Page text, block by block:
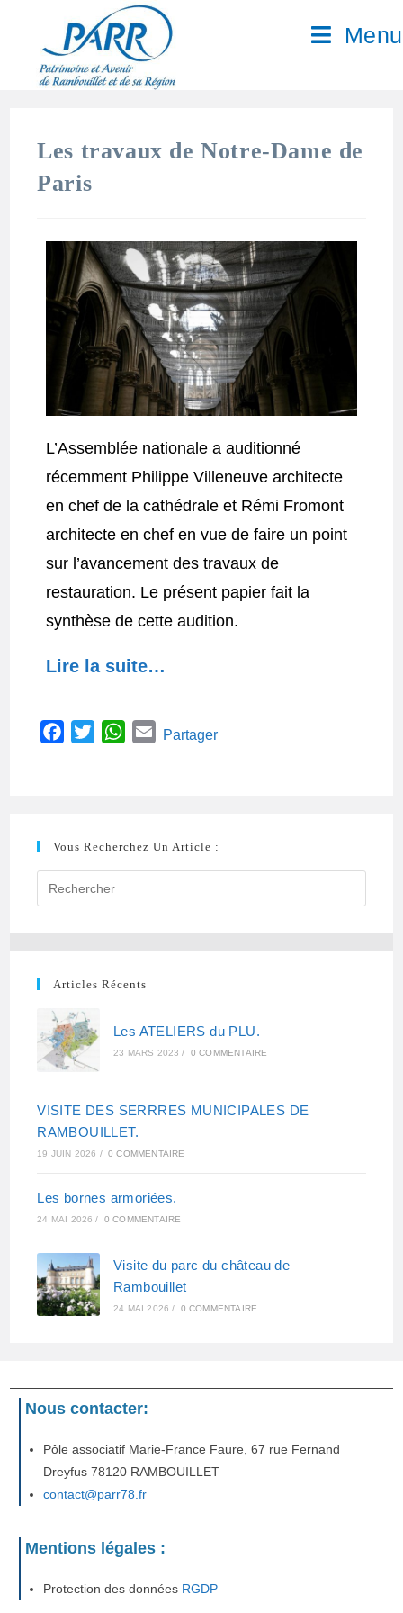
Menu
Les travaux de Notre-Dame de
Paris
L’Assemblée nationale a auditionné
récemment Philippe Villeneuve architecte
en chef de la cathédrale et Rémi Fromont
architecte en chef en vue de faire un point
sur l’avancement des travaux de
restauration. Le présent papier fait la
synthèse de cette audition.
Lire la suite…
o
o
k
e
r
W
A
p
EPartager
Vous Recherchez Un Article :
Articles Récents
Les ATELIERS du PLU.
23 MARS 2023 / 0 COMMENTAIRE
VISITE DES SERRRES MUNICIPALES DE
RAMBOUILLET.
19 JUIN 2026 / 0 COMMENTAIRE
Les bornes armoriées.
24 MAI 2026 / 0 COMMENTAIRE
Visite du parc du château de
Rambouillet
24 MAI 2026 / 0 COMMENTAIRE
Nous contacter:
Pôle associatif Marie-France Faure, 67 rue Fernand
Dreyfus 78120 RAMBOUILLET
contact@parr78.fr
Mentions légales :
Protection des données RGDP